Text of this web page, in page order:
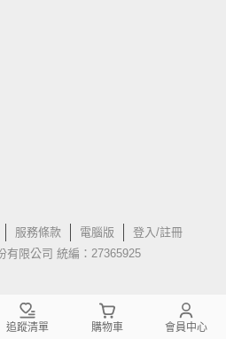
服務條款 電腦版
登入/註冊
有限公司 統編：27365925
追蹤清單 購物車 會員中心